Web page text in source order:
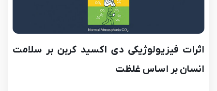
اثرات فیزیولوژیکی دی اکسید کربن بر سلامت
انسان بر اساس غلظت